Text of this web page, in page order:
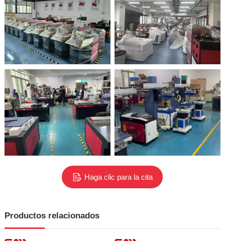
Haga clic para la cita
Productos relacionados